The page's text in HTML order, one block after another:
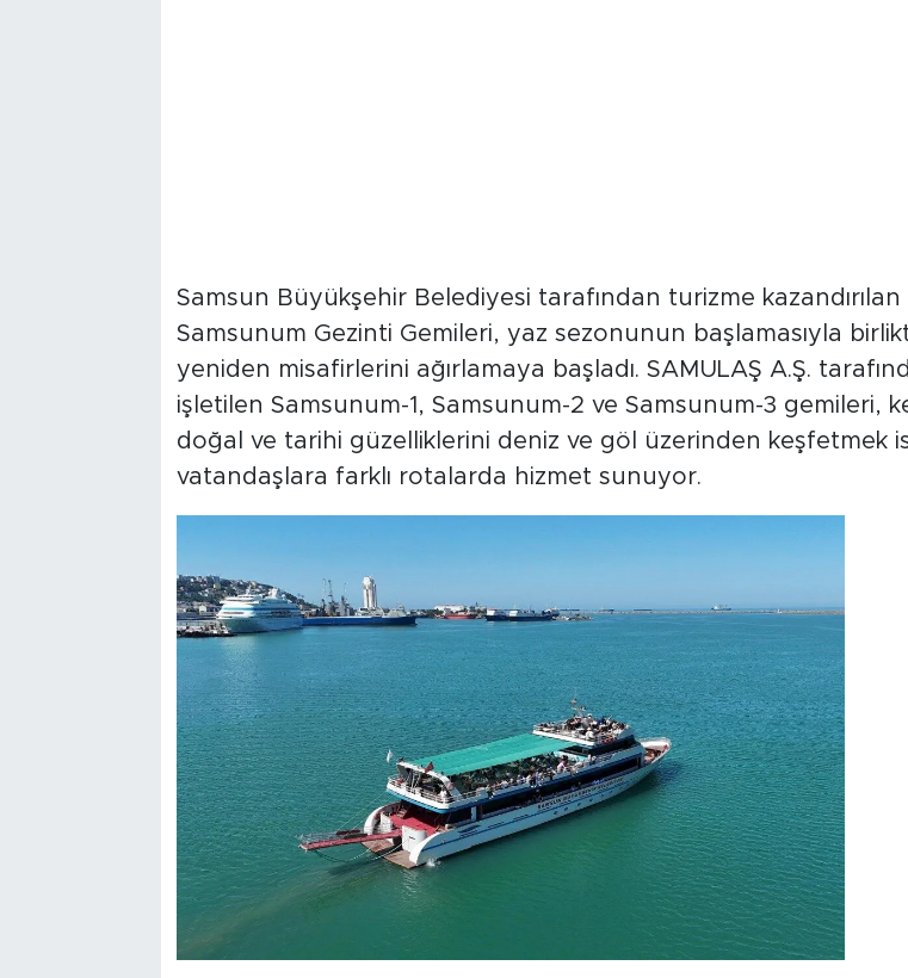
Samsun Büyükşehir Belediyesi tarafından turizme kazandırılan
Samsunum Gezinti Gemileri, yaz sezonunun başlamasıyla
yeniden misafirlerini ağırlamaya başladı. SAMULAŞ A.Ş.
işletilen Samsunum-1, Samsunum-2 ve Samsunum-3 gemileri,
doğal ve tarihi güzelliklerini deniz ve göl üzerinden keşfetmek
vatandaşlara farklı rotalarda hizmet sunuyor.